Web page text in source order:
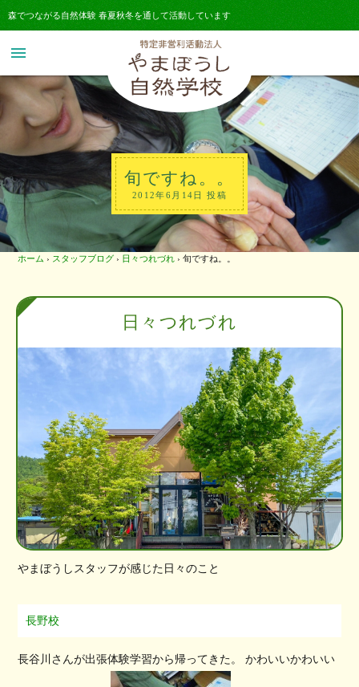
森でつながる自然体験 春夏秋冬を通して活動しています
menu
旬ですね。。
2012年6月14日 投稿
ホーム › スタッフブログ › 日々つれづれ › 旬ですね。。
日々つれづれ
やまぼうしスタッフが感じた日々のこと
長野校
長谷川さんが出張体験学習から帰ってきた。 かわいいかわいい